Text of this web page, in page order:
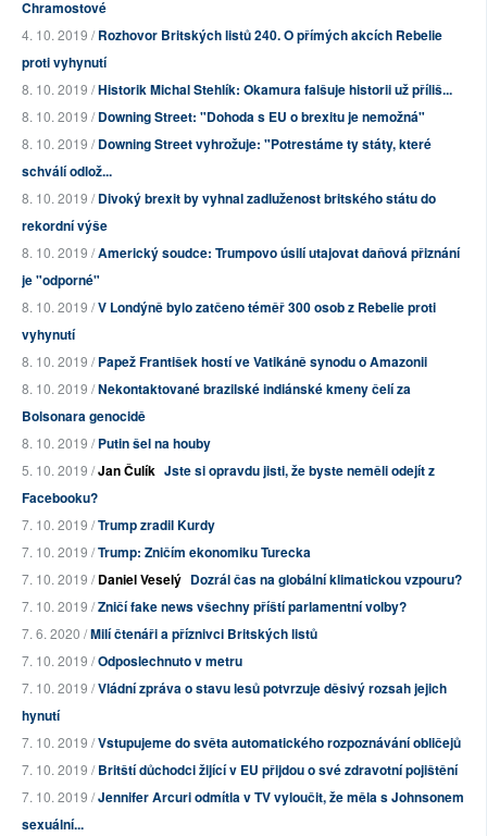
Chramostové
4. 10. 2019 /Rozhovor Britských listů 240. O přímých akcích Rebelie
proti vyhynutí
8. 10. 2019 /Historik Michal Stehlík: Okamura falšuje historii už příliš...
8. 10. 2019 /Downing Street: "Dohoda s EU o brexitu je nemožná"
8. 10. 2019 /Downing Street vyhrožuje: "Potrestáme ty státy, které
schválí odlož...
8. 10. 2019 /Divoký brexit by vyhnal zadluženost britského státu do
rekordní výše
8. 10. 2019 /Americký soudce: Trumpovo úsilí utajovat daňová přiznání
je "odporné"
8. 10. 2019 /V Londýně bylo zatčeno téměř 300 osob z Rebelie proti
vyhynutí
8. 10. 2019 /Papež František hostí ve Vatikáně synodu o Amazonii
8. 10. 2019 /Nekontaktované brazilské indiánské kmeny čelí za
Bolsonara genocidě
8. 10. 2019 /Putin šel na houby
5. 10. 2019 /Jan Čulík Jste si opravdu jisti, že byste neměli odejít z
Facebooku?
7. 10. 2019 /Trump zradil Kurdy
7. 10. 2019 /Trump: Zničím ekonomiku Turecka
7. 10. 2019 /Daniel Veselý Dozrál čas na globální klimatickou vzpouru?
7. 10. 2019 /Zničí fake news všechny příští parlamentní volby?
7. 6. 2020 /Milí čtenáři a příznivci Britských listů
7. 10. 2019 /Odposlechnuto v metru
7. 10. 2019 /Vládní zpráva o stavu lesů potvrzuje děsivý rozsah jejich
hynutí
7. 10. 2019 /Vstupujeme do světa automatického rozpoznávání obličejů
7. 10. 2019 /Britští důchodci žijící v EU přijdou o své zdravotní pojištění
7. 10. 2019 /Jennifer Arcuri odmítla v TV vyloučit, že měla s Johnsonem
sexuální...